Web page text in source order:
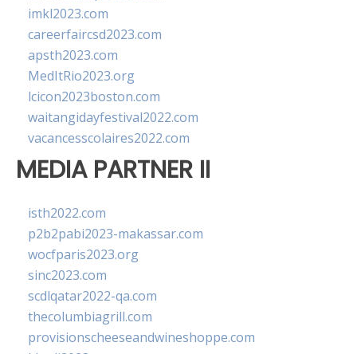
imkl2023.com
careerfaircsd2023.com
apsth2023.com
MedItRio2023.org
lcicon2023boston.com
waitangidayfestival2022.com
vacancesscolaires2022.com
MEDIA PARTNER II
isth2022.com
p2b2pabi2023-makassar.com
wocfparis2023.org
sinc2023.com
scdlqatar2022-qa.com
thecolumbiagrill.com
provisionscheeseandwineshoppe.com